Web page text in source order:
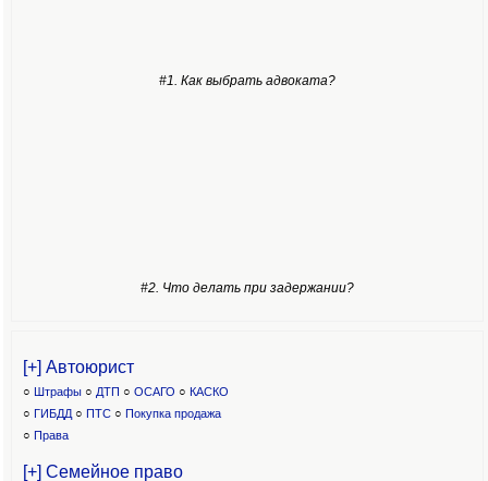
#1. Как выбрать адвоката?
#2. Что делать при задержании?
[+] Автоюрист
○ Штрафы ○ ДТП ○ ОСАГО ○ КАСКО
○ ГИБДД ○ ПТС ○ Покупка продажа
○ Права
[+] Семейное право